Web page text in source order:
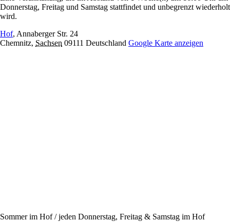
Donnerstag, Freitag und Samstag stattfindet und unbegrenzt wiederholt
wird.
Hof, Annaberger Str. 24
Chemnitz, Sachsen 09111 Deutschland Google Karte anzeigen
Sommer im Hof / jeden Donnerstag, Freitag & Samstag im Hof